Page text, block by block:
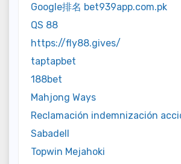
Google排名 bet939app.com.pk
QS 88
https://fly88.gives/
taptapbet
188bet
Mahjong Ways
Reclamación indemnización
Sabadell
Topwin Mejahoki